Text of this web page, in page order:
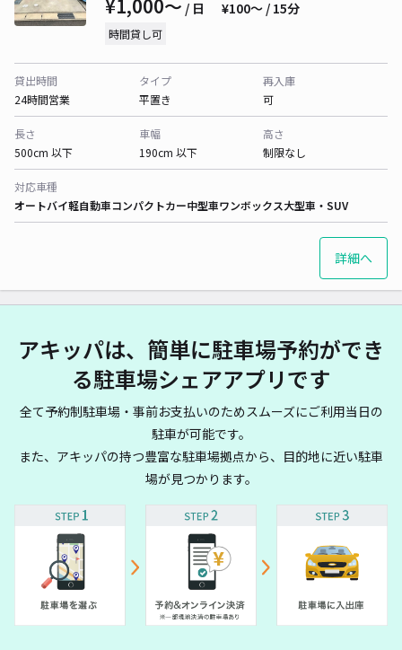
¥1,000〜 / 日 ¥100〜 / 15分
時間貸し可
貸出時間
24時間営業
タイプ
平置き
再入庫
可
長さ
500cm 以下
車幅
190cm 以下
高さ
制限なし
対応車種
オートバイ軽自動車コンパクトカー中型車ワンボックス大型車・SUV
詳細へ
アキッパは、簡単に駐車場予約ができ
る駐車場シェアアプリです
全て予約制駐車場・事前お支払いのためスムーズにご利用当日の
駐車が可能です。
また、アキッパの持つ豊富な駐車場拠点から、目的地に近い駐車
場が見つかります。